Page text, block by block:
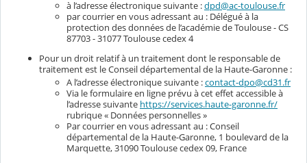
à l’adresse électronique suivante :dpd@ac-toulouse.fr
par courrier en vous adressant au : Délégué à la
protection des données de l’académie de Toulouse - CS
87703 - 31077 Toulouse cedex 4
Pour un droit relatif à un traitement dont le responsable de
traitement est le Conseil départemental de la Haute-Garonne :
A l’adresse électronique suivante :contact-dpo@cd31.fr
Via le formulaire en ligne prévu à cet effet accessible à
l’adresse suivante https://services.haute-garonne.fr/
rubrique « Données personnelles »
Par courrier en vous adressant au : Conseil
départemental de la Haute-Garonne, 1 boulevard de la
Marquette, 31090 Toulouse cedex 09, France